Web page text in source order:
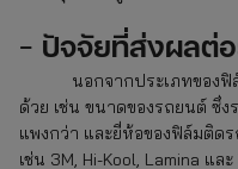
– ปัจจัยที่ส่งผลต่
นอกจากประเภทของฟิล์ม
ด้วย เช่น ขนาดของรถยนต์ ซึ่
แพงกว่า และยี่ห้อของฟิล์มติ
เช่น 3M, Hi-Kool, Lamina แล